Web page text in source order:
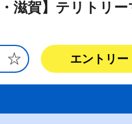
滋賀】テリトリ
エントリー